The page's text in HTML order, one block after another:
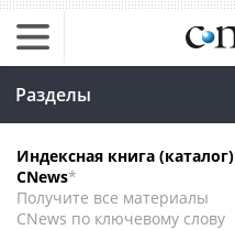
Разделы
Индексная книга (каталог)
CNews*
Получите все материалы
CNews по ключевому слову